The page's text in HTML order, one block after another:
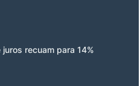
juros recuam para 14%